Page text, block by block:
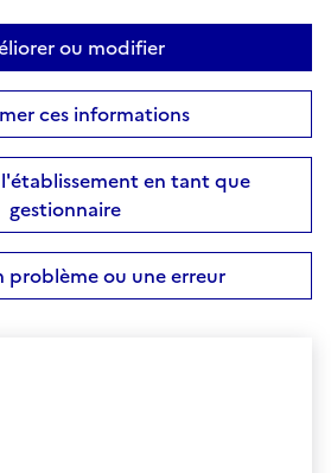
ou modifier
ces informations
en tant que
gestionnaire
problème ou une erreur